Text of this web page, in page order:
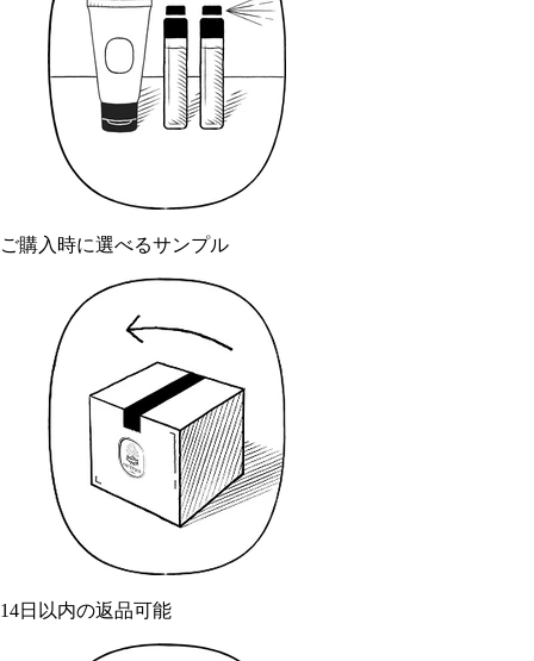
ご購入時に選べるサンプル
14日以内の返品可能